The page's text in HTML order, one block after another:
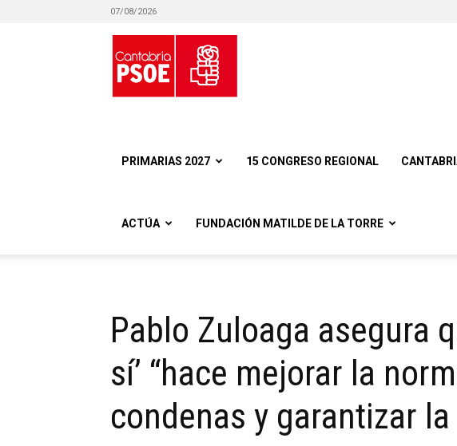
07/08/2026
PRIMARIAS 2027 15 CONGRESO REGIONAL
ACTÚA FUNDACIÓN MATILDE DE LA TORRE
Pablo Zuloaga asegura
sí’ “hace mejorar la
condenas y garantizar